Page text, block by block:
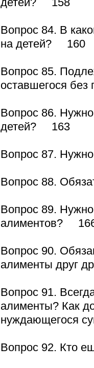
Вопрос 84. В
на детей? 160
Вопрос 85.
оставшегося
Вопрос 86.
детей? 163
Вопрос 87.
Вопрос 88.
Вопрос 89.
алиментов?
Вопрос 90.
алименты друг
Вопрос 91.
алименты? Как
нуждающегося
Вопрос 92. Кто